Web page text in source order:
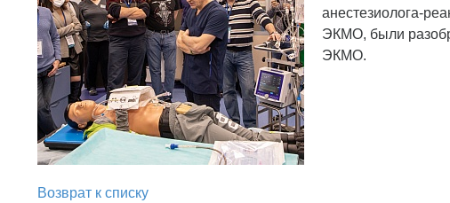
анестезиолога-
ЭКМО, были
ЭКМО.
Возврат к списку